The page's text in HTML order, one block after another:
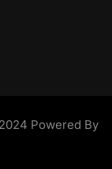
Powered By